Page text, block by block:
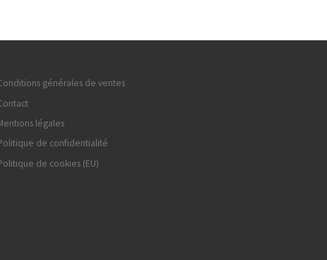
générales de ventes
légales
de confidentialité
de cookies (EU)